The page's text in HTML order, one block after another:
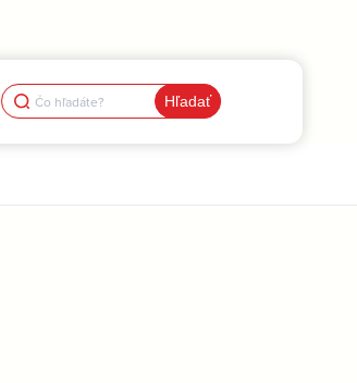
Search
for: